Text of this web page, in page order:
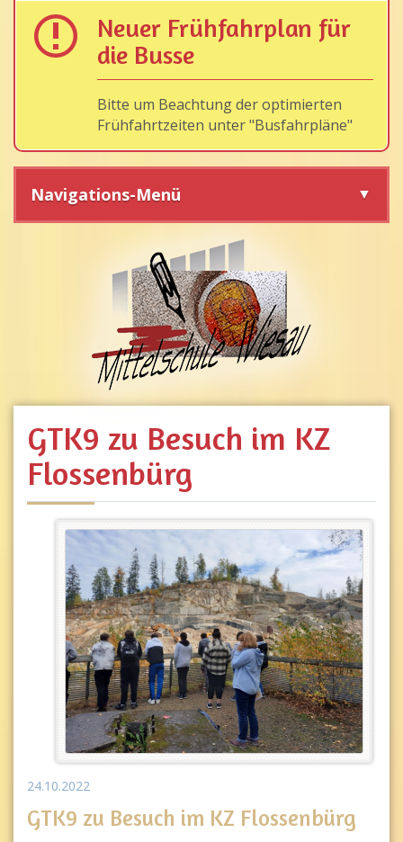
Neuer Frühfahrplan für
die Busse
Bitte um Beachtung der optimierten
Frühfahrtzeiten unter "Busfahrpläne"
Navigations-Menü
GTK9 zu Besuch im KZ
Flossenbürg
24.10.2022
GTK9 zu Besuch im KZ Flossenbürg